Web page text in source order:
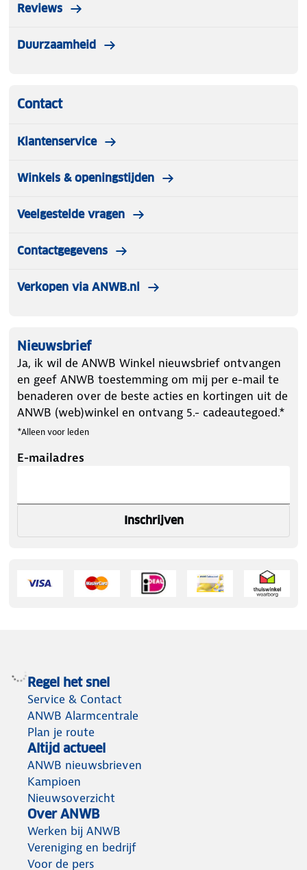
Reviews
Duurzaamheid
Contact
Klantenservice
Winkels & openingstijden
Veelgestelde vragen
Contactgegevens
Verkopen via ANWB.nl
Nieuwsbrief
Ja, ik wil de ANWB Winkel nieuwsbrief ontvangen
en geef ANWB toestemming om mij per e-mail te
benaderen over de beste acties en kortingen uit de
ANWB (web)winkel en ontvang 5.- cadeautegoed.*
*Alleen voor leden
E-mailadres
Inschrijven
Regel het snel
Service & Contact
ANWB Alarmcentrale
Plan je route
Altijd actueel
ANWB nieuwsbrieven
Kampioen
Nieuwsoverzicht
Over ANWB
Werken bij ANWB
Vereniging en bedrijf
Voor de pers